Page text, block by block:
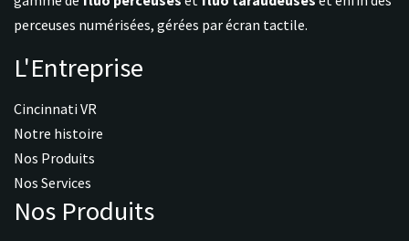
perceuses numérisées, gérées par écran tactile.
L'Entreprise
Cincinnati VR
Notre histoire
Nos Produits
Nos Services
Nos Produits